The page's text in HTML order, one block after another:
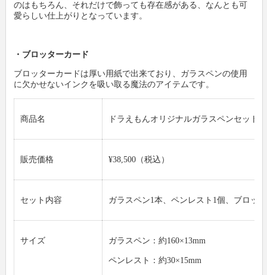
のはもちろん、それだけで飾っても存在感がある、なんとも可
愛らしい仕上がりとなっています。
・ブロッターカード
ブロッターカードは厚い用紙で出来ており、ガラスペンの使用
に欠かせないインクを吸い取る魔法のアイテムです。
商品名 ドラえもんオリジナルガラスペンセット
販売価格 ¥38,500（税込）
セット内容 ガラスペン1本、ペンレスト1個、ブロッ
サイズ ガラスペン：約160×13mm
ペンレスト：約30×15mm